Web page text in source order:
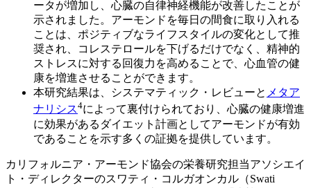
ータが増加し、心臓の自律神経機能が改善したことが
示されました。アーモンドを毎日の間食に取り入れる
ことは、ポジティブなライフスタイルの変化として推
奨され、コレステロールを下げるだけでなく、精神的
ストレスに対する回復力を高めることで、心血管の健
康を増進させることができます。
本研究結果は、システマティック・レビューと メタア
ナリシス4によって裏付けられており、心臓の健康増進
に効果があるダイエット計画としてアーモンドが有効
であることを示す多くの証拠を提供しています。
カリフォルニア・アーモンド協会の栄養研究担当アソシエイ
ト・ディレクターのスワティ・コルガオンカル（Swati